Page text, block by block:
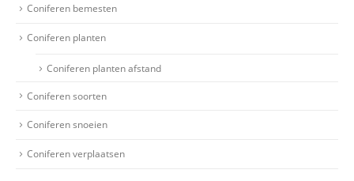
Coniferen bemesten
Coniferen planten
Coniferen planten afstand
Coniferen soorten
Coniferen snoeien
Coniferen verplaatsen